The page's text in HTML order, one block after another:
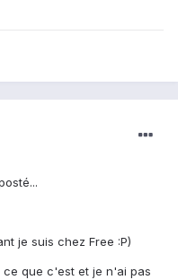
je suis chez Free :P)
que c'est et je n'ai pas